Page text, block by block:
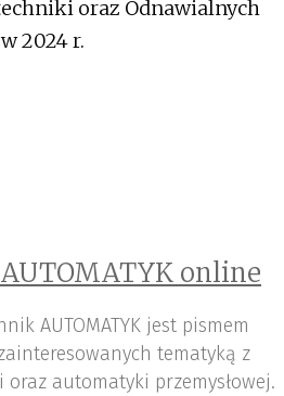
oraz Odnawialnych
2024 r.
online
AUTOMATYK jest pismem
tematyką z
automatyki przemysłowej.